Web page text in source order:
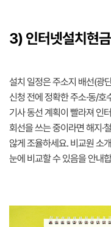
3) 인터넷설치현
설치 일정은 주소지 배선(광
신청 전에 정확한 주소·동/
기사 동선 계획이 빨라져 인
회선을 쓰는 중이라면 해지·
않게 조율하세요. 비교원 소
눈에 비교할 수 있음을 안내